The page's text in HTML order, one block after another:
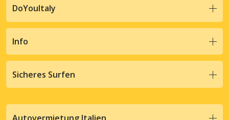
DoYouItaly
Info
Sicheres Surfen
Autovermietung Italien